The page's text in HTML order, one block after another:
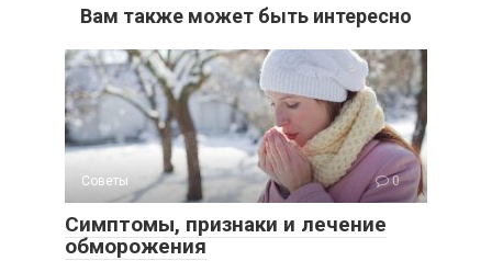
Вам также может быть интересно
Советы 0
Симптомы, признаки и лечение
обморожения